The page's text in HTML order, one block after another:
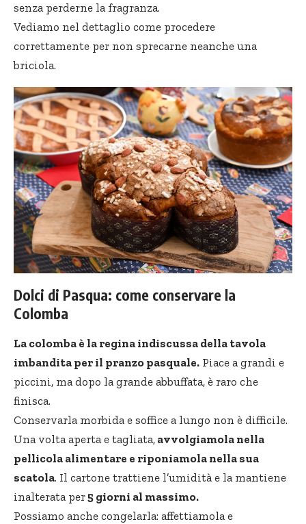
senza perderne la fragranza.
Vediamo nel dettaglio come procedere
correttamente per non sprecarne neanche una
briciola.
Dolci di Pasqua: come conservare la
Colomba
La colomba è la regina indiscussa della tavola
imbandita per il pranzo pasquale. Piace a grandi e
piccini, ma dopo la grande abbuffata, è raro che
finisca.
Conservarla morbida e soffice a lungo non è difficile.
Una volta aperta e tagliata, avvolgiamola nella
pellicola alimentare e riponiamola nella sua
scatola. Il cartone trattiene l’umidità e la mantiene
inalterata per5 giorni al massimo.
Possiamo anche congelarla: affettiamola e